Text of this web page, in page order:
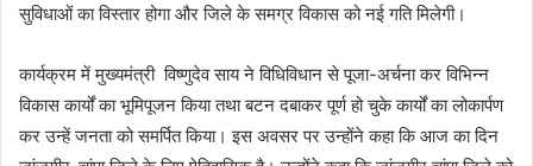
सुविधाओं का विस्तार होगा और जिले के समग्र विकास को नई गति मिलेगी।
कार्यक्रम में मुख्यमंत्री विष्णुदेव साय ने विधिविधान से पूजा-अर्चना कर विभिन्न
विकास कार्यों का भूमिपूजन किया तथा बटन दबाकर पूर्ण हो चुके कार्यों का लोकार्पण
कर उन्हें जनता को समर्पित किया। इस अवसर पर उन्होंने कहा कि आज का दिन